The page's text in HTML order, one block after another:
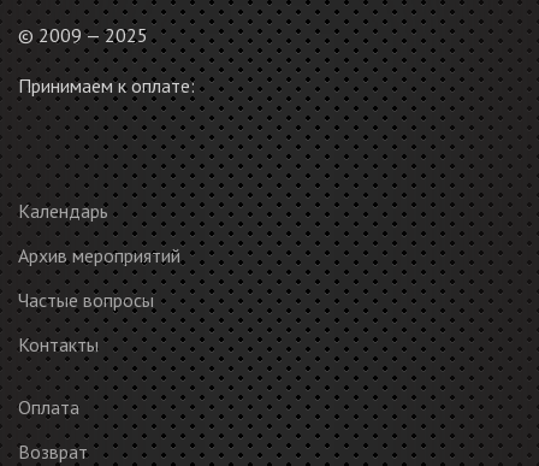
© 2009 — 2025
Принимаем к оплате:
Календарь
Архив мероприятий
Частые вопросы
Контакты
Оплата
Возврат